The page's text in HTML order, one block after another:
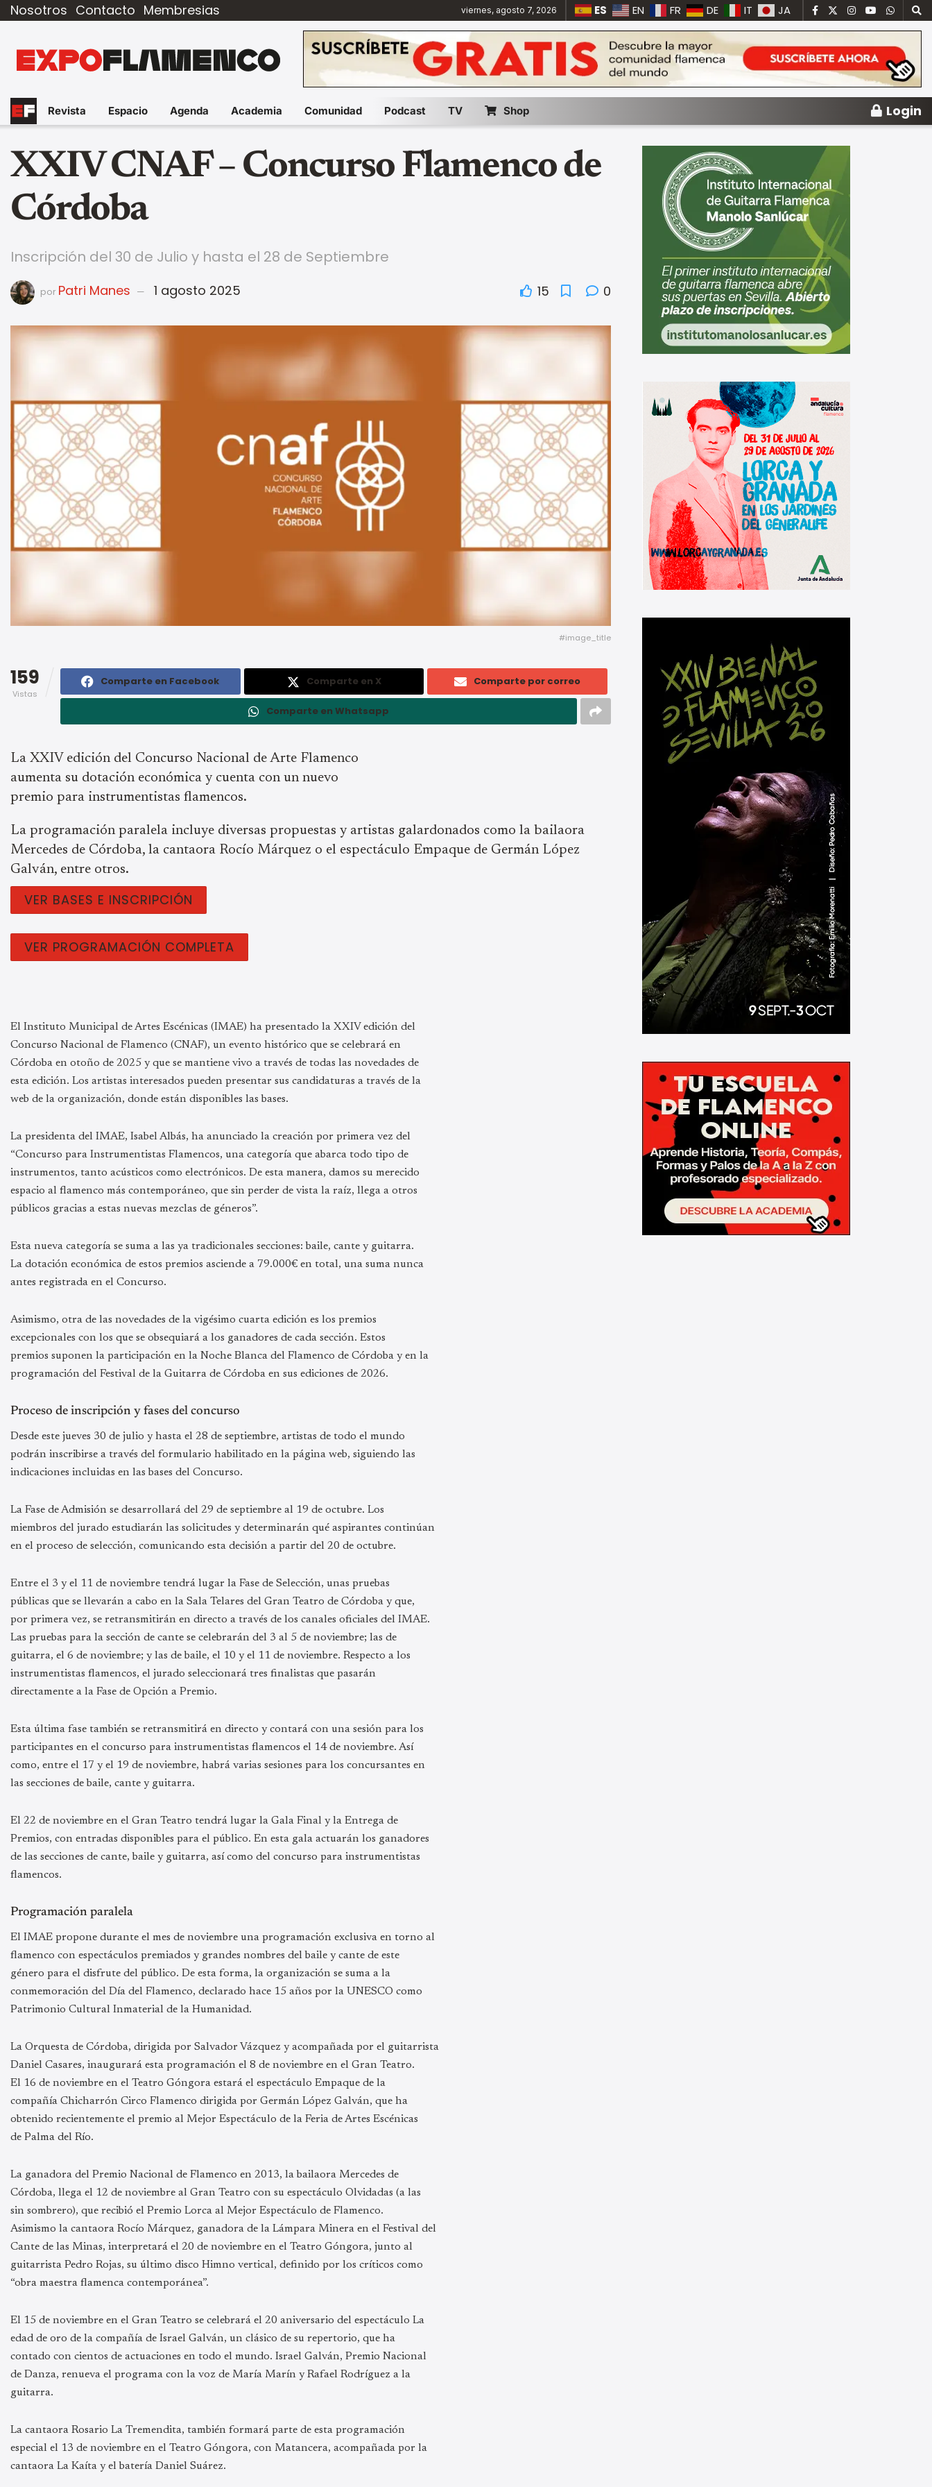
Nosotros Contacto Membresias viernes, agosto 7, 2026 ES EN FR DE IT JA
Revista Espacio Agenda Academia Comunidad Podcast TV Shop Login
XXIV CNAF – Concurso Flamenco de
Córdoba
Inscripción del 30 de Julio y hasta el 28 de Septiembre
por Patri Manes 1 agosto 2025 15 0
#image_title
159
Vistas
Comparte en Facebook Comparte en X Comparte por correo
Comparte en Whatsapp
La XXIV edición del Concurso Nacional de Arte Flamenco
aumenta su dotación económica y cuenta con un nuevo
premio para instrumentistas flamencos.
La programación paralela incluye diversas propuestas y artistas galardonados como la bailaora
Mercedes de Córdoba, la cantaora Rocío Márquez o el espectáculo Empaque de Germán López
Galván, entre otros.
VER BASES E INSCRIPCIÓN
VER PROGRAMACIÓN COMPLETA
El Instituto Municipal de Artes Escénicas (IMAE) ha presentado la XXIV edición del
Concurso Nacional de Flamenco (CNAF), un evento histórico que se celebrará en
Córdoba en otoño de 2025 y que se mantiene vivo a través de todas las novedades de
esta edición. Los artistas interesados pueden presentar sus candidaturas a través de la
web de la organización, donde están disponibles las bases.
La presidenta del IMAE, Isabel Albás, ha anunciado la creación por primera vez del
“Concurso para Instrumentistas Flamencos, una categoría que abarca todo tipo de
instrumentos, tanto acústicos como electrónicos. De esta manera, damos su merecido
espacio al flamenco más contemporáneo, que sin perder de vista la raíz, llega a otros
públicos gracias a estas nuevas mezclas de géneros”.
Esta nueva categoría se suma a las ya tradicionales secciones: baile, cante y guitarra.
La dotación económica de estos premios asciende a 79.000€ en total, una suma nunca
antes registrada en el Concurso.
Asimismo, otra de las novedades de la vigésimo cuarta edición es los premios
excepcionales con los que se obsequiará a los ganadores de cada sección. Estos
premios suponen la participación en la Noche Blanca del Flamenco de Córdoba y en la
programación del Festival de la Guitarra de Córdoba en sus ediciones de 2026.
Proceso de inscripción y fases del concurso
Desde este jueves 30 de julio y hasta el 28 de septiembre, artistas de todo el mundo
podrán inscribirse a través del formulario habilitado en la página web, siguiendo las
indicaciones incluidas en las bases del Concurso.
La Fase de Admisión se desarrollará del 29 de septiembre al 19 de octubre. Los
miembros del jurado estudiarán las solicitudes y determinarán qué aspirantes continúan
en el proceso de selección, comunicando esta decisión a partir del 20 de octubre.
Entre el 3 y el 11 de noviembre tendrá lugar la Fase de Selección, unas pruebas
públicas que se llevarán a cabo en la Sala Telares del Gran Teatro de Córdoba y que,
por primera vez, se retransmitirán en directo a través de los canales oficiales del IMAE.
Las pruebas para la sección de cante se celebrarán del 3 al 5 de noviembre; las de
guitarra, el 6 de noviembre; y las de baile, el 10 y el 11 de noviembre. Respecto a los
instrumentistas flamencos, el jurado seleccionará tres finalistas que pasarán
directamente a la Fase de Opción a Premio.
Esta última fase también se retransmitirá en directo y contará con una sesión para los
participantes en el concurso para instrumentistas flamencos el 14 de noviembre. Así
como, entre el 17 y el 19 de noviembre, habrá varias sesiones para los concursantes en
las secciones de baile, cante y guitarra.
El 22 de noviembre en el Gran Teatro tendrá lugar la Gala Final y la Entrega de
Premios, con entradas disponibles para el público. En esta gala actuarán los ganadores
de las secciones de cante, baile y guitarra, así como del concurso para instrumentistas
flamencos.
Programación paralela
El IMAE propone durante el mes de noviembre una programación exclusiva en torno al
flamenco con espectáculos premiados y grandes nombres del baile y cante de este
género para el disfrute del público. De esta forma, la organización se suma a la
conmemoración del Día del Flamenco, declarado hace 15 años por la UNESCO como
Patrimonio Cultural Inmaterial de la Humanidad.
La Orquesta de Córdoba, dirigida por Salvador Vázquez y acompañada por el guitarrista
Daniel Casares, inaugurará esta programación el 8 de noviembre en el Gran Teatro.
El 16 de noviembre en el Teatro Góngora estará el espectáculo Empaque de la
compañía Chicharrón Circo Flamenco dirigida por Germán López Galván, que ha
obtenido recientemente el premio al Mejor Espectáculo de la Feria de Artes Escénicas
de Palma del Río.
La ganadora del Premio Nacional de Flamenco en 2013, la bailaora Mercedes de
Córdoba, llega el 12 de noviembre al Gran Teatro con su espectáculo Olvidadas (a las
sin sombrero), que recibió el Premio Lorca al Mejor Espectáculo de Flamenco.
Asimismo la cantaora Rocío Márquez, ganadora de la Lámpara Minera en el Festival del
Cante de las Minas, interpretará el 20 de noviembre en el Teatro Góngora, junto al
guitarrista Pedro Rojas, su último disco Himno vertical, definido por los críticos como
“obra maestra flamenca contemporánea”.
El 15 de noviembre en el Gran Teatro se celebrará el 20 aniversario del espectáculo La
edad de oro de la compañía de Israel Galván, un clásico de su repertorio, que ha
contado con cientos de actuaciones en todo el mundo. Israel Galván, Premio Nacional
de Danza, renueva el programa con la voz de María Marín y Rafael Rodríguez a la
guitarra.
La cantaora Rosario La Tremendita, también formará parte de esta programación
especial el 13 de noviembre en el Teatro Góngora, con Matancera, acompañada por la
cantaora La Kaíta y el batería Daniel Suárez.